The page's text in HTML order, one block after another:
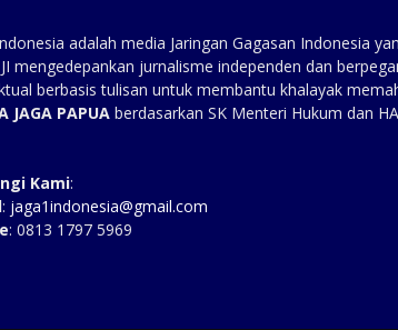
adalah media Jaringan Gagasan Indonesia
mengedepankan jurnalisme independen dan
berbasis tulisan untuk membantu khalayak
JAGA PAPUA berdasarkan SK Menteri Hukum dan
Kami:
: jaga1indonesia@gmail.com
: 0813 1797 5969